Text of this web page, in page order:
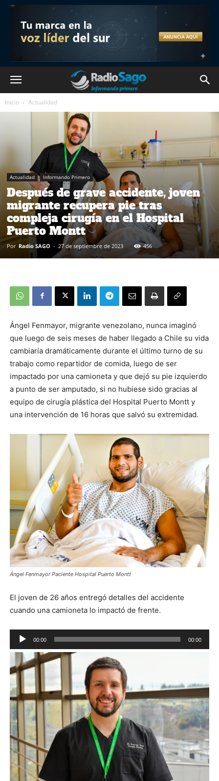
Inicio Actualidad
Actualidad Informando Primero
Después de grave accidente, joven
migrante recupera pie tras
compleja cirugía en el Hospital
Puerto Montt
Por Radio SAGO - 27 de septiembre de 2023 456
Ángel Fenmayor, migrante venezolano, nunca imaginó
que luego de seis meses de haber llegado a Chile su vida
cambiaría dramáticamente durante el último turno de su
trabajo como repartidor de comida, luego de ser
impactado por una camioneta y que dejó su pie izquierdo
a punto de ser amputado, si no hubiese sido gracias al
equipo de cirugía plástica del Hospital Puerto Montt y
una intervención de 16 horas que salvó su extremidad.
Ángel Fenmayor Paciente Hospital Puerto Montt
El joven de 26 años entregó detalles del accidente
cuando una camioneta lo impactó de frente.
Reproductor
de
audio
00:00 00:00